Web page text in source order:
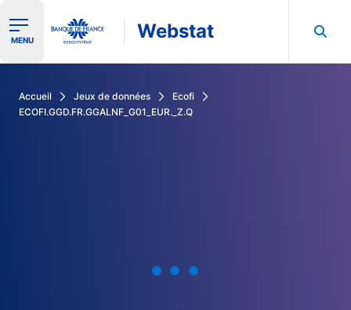
Ouvrir le menu de navigation
MENU Webstat
Accueil Jeux de données
Ecofi
ECOFI.GGD.FR.GGALNF_G01_EUR._Z.Q